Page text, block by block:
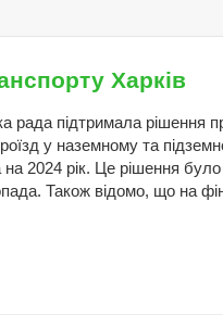
Харків
рада підтримала рішення
у наземному та
на 2024 рік. Це рішення
Також відомо, що на